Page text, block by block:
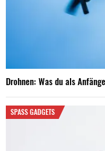
Drohnen: Was du als
SPASS GADGETS